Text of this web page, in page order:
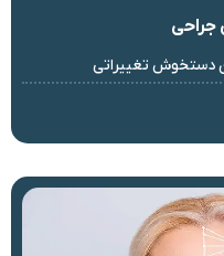
جراحی
دستخوش تغییراتی